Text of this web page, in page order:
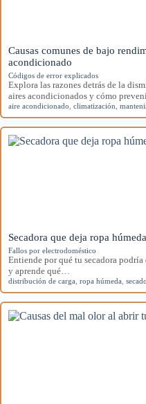
Causas comunes de bajo
acondicionado
Códigos de error explicados
Explora las razones detrás de la
aires acondicionados y cómo
aire acondicionado climatización
Secadora que deja ropa
Fallos por electrodoméstico
Entiende por qué tu secadora
y aprende qué…
distribución de carga ropa húmeda